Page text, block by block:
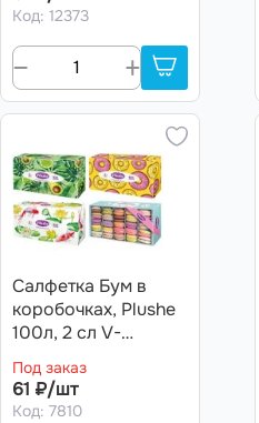
Новог.орн.,
зимн.лес)
Код: 12373
Салфетка Бум в
коробочках, Plushe
100л, 2 сл V-
(Карпы, Донаты,
Авокадо, Макаронс
Под заказ
61 ₽/шт
Код: 7810